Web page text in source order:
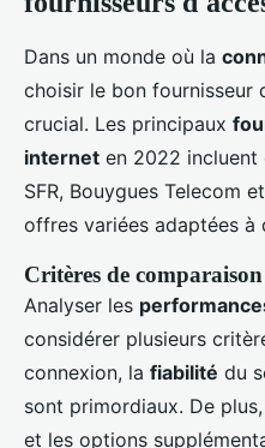
Dans un monde où la
choisir le bon fournisseur
crucial. Les principaux
internet en 2022 incluent
SFR, Bouygues Telecom
offres variées adaptées à
Critères de comparaison
Analyser les
considérer plusieurs
connexion, la fiabilité du
sont primordiaux. De
et les options